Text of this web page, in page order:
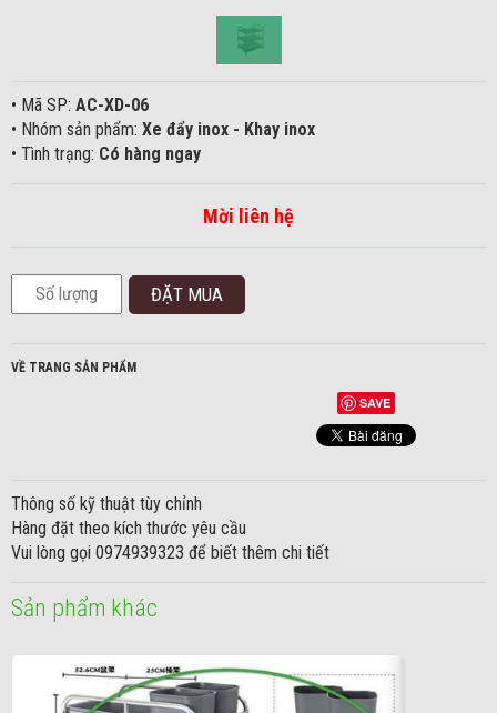
• Mã SP: AC-XD-06
• Nhóm sản phẩm: Xe đẩy inox - Khay inox
• Tình trạng: Có hàng ngay
Mời liên hệ
VỀ TRANG SẢN PHẨM
SAVE
Thông số kỹ thuật tùy chỉnh
Hàng đặt theo kích thước yêu cầu
Vui lòng gọi 0974939323 để biết thêm chi tiết
Sản phẩm khác